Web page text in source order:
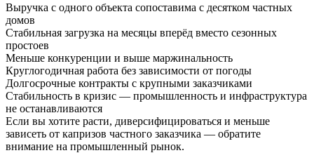
Выручка с одного объекта сопоставима с десятком частных
домов
Стабильная загрузка на месяцы вперёд вместо сезонных
простоев
Меньше конкуренции и выше маржинальность
Круглогодичная работа без зависимости от погоды
Долгосрочные контракты с крупными заказчиками
Стабильность в кризис — промышленность и инфраструктура
не останавливаются
Если вы хотите расти, диверсифицироваться и меньше
зависеть от капризов частного заказчика — обратите
внимание на промышленный рынок.